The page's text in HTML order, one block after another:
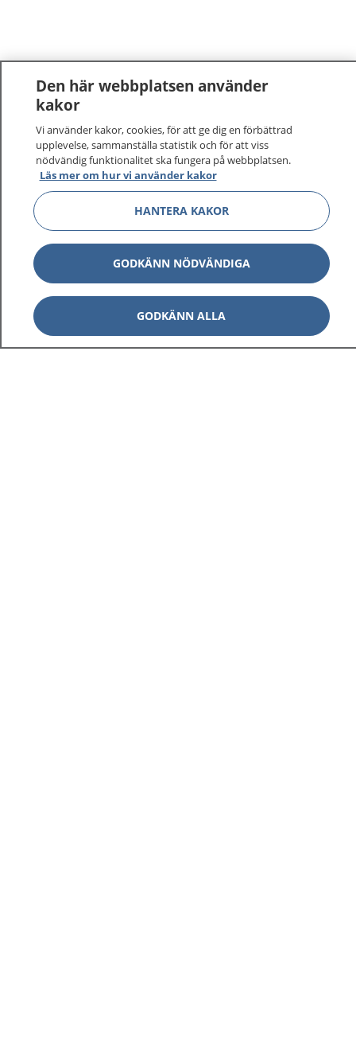
Den här webbplatsen använder
kakor
Vi använder kakor, cookies, för att ge dig en förbättrad
upplevelse, sammanställa statistik och för att viss
nödvändig funktionalitet ska fungera på webbplatsen.
Läs mer om hur vi använder kakor
HANTERA KAKOR
GODKÄNN NÖDVÄNDIGA
GODKÄNN ALLA